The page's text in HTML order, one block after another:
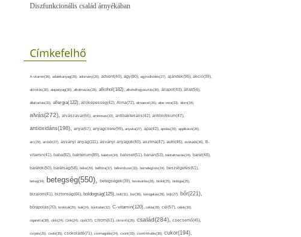
Diszfunkcionális család árnyékában
Címkefelhő
A-vitamin(36), adalékanyag(28), adomány(26), advent(40), agy(80), agyműködés(27), ajándék(95), akció(39),
aktivitás(30), alapanyag(30), alkalmazás(28), alkohol(182), alkoholfogyasztás(36), állapot(43), állat(54),
állattartás(33), allergia(122), állóképesség(42), Alma(72), almaecet(26), aloe vera(33), álom(34),
alvás(272), alvászavar(66), aminosav(33), antibakteriális(42), antibiotikum(47),
antioxidáns(198), anya(67), anyagcsere(99), anyuka(27), apa(42), ápolás(29), applikáció(26),
arc(29), arcbőr(27), ásványi anyag(111), ásványi anyagok(40), asztma(47), autó(46), avokádó(36), B-
vitamin(41), baba(82), baktérium(89), balaton(34), baleset(51), banán(53), bántalmazás(24), barát(48),
barátok(50), barátság(58), béke(29), bélflóra(37), bélrendszer(33), bemelegítés(24), beszélgetés(61),
beteg(34), betegség(550), betegségek(39), bevásárlás(28), bicikli(25), biológia(25),
bizalom(41), biztonság(66), boldogság(125), bolt(31), bor(36), borogatás(28), böjt(27), bőr(221),
bőrápolás(70), brokkoli(29), buli(24), bűntudat(32), C-vitamin(120), cékla(28), cél(57), célok(30),
cigaretta(38), cikk(24), Cink(24), cipő(37), citrom(61), citromfű(26), család(284), csecsemő(45),
csípés(26), csoki(35), csokoládé(71), csomagolás(24), csont(33), csontritkulás(36), cukor(194),